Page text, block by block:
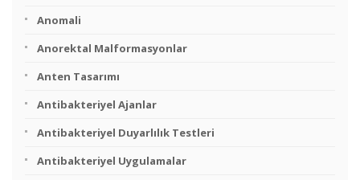
Anomali
Anorektal Malformasyonlar
Anten Tasarımı
Antibakteriyel Ajanlar
Antibakteriyel Duyarlılık Testleri
Antibakteriyel Uygulamalar